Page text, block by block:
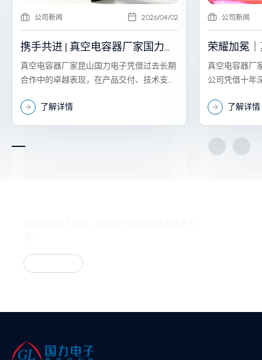
公司新闻 2026/04/02
携手共进 | 真空电容器厂家国力电
子荣获恒运昌“最佳服务奖”
真空电容器厂家昆山国力电子凭借过去长期
合作中的卓越表现，在产品交付、技术支持
应商中脱颖而出，荣获“最佳服务奖”。
了解详情
公司新闻
荣耀加冕
子荣获中
伴奖”，携
真空电容器厂
公司凭借十年
体长期信赖的
了解详情